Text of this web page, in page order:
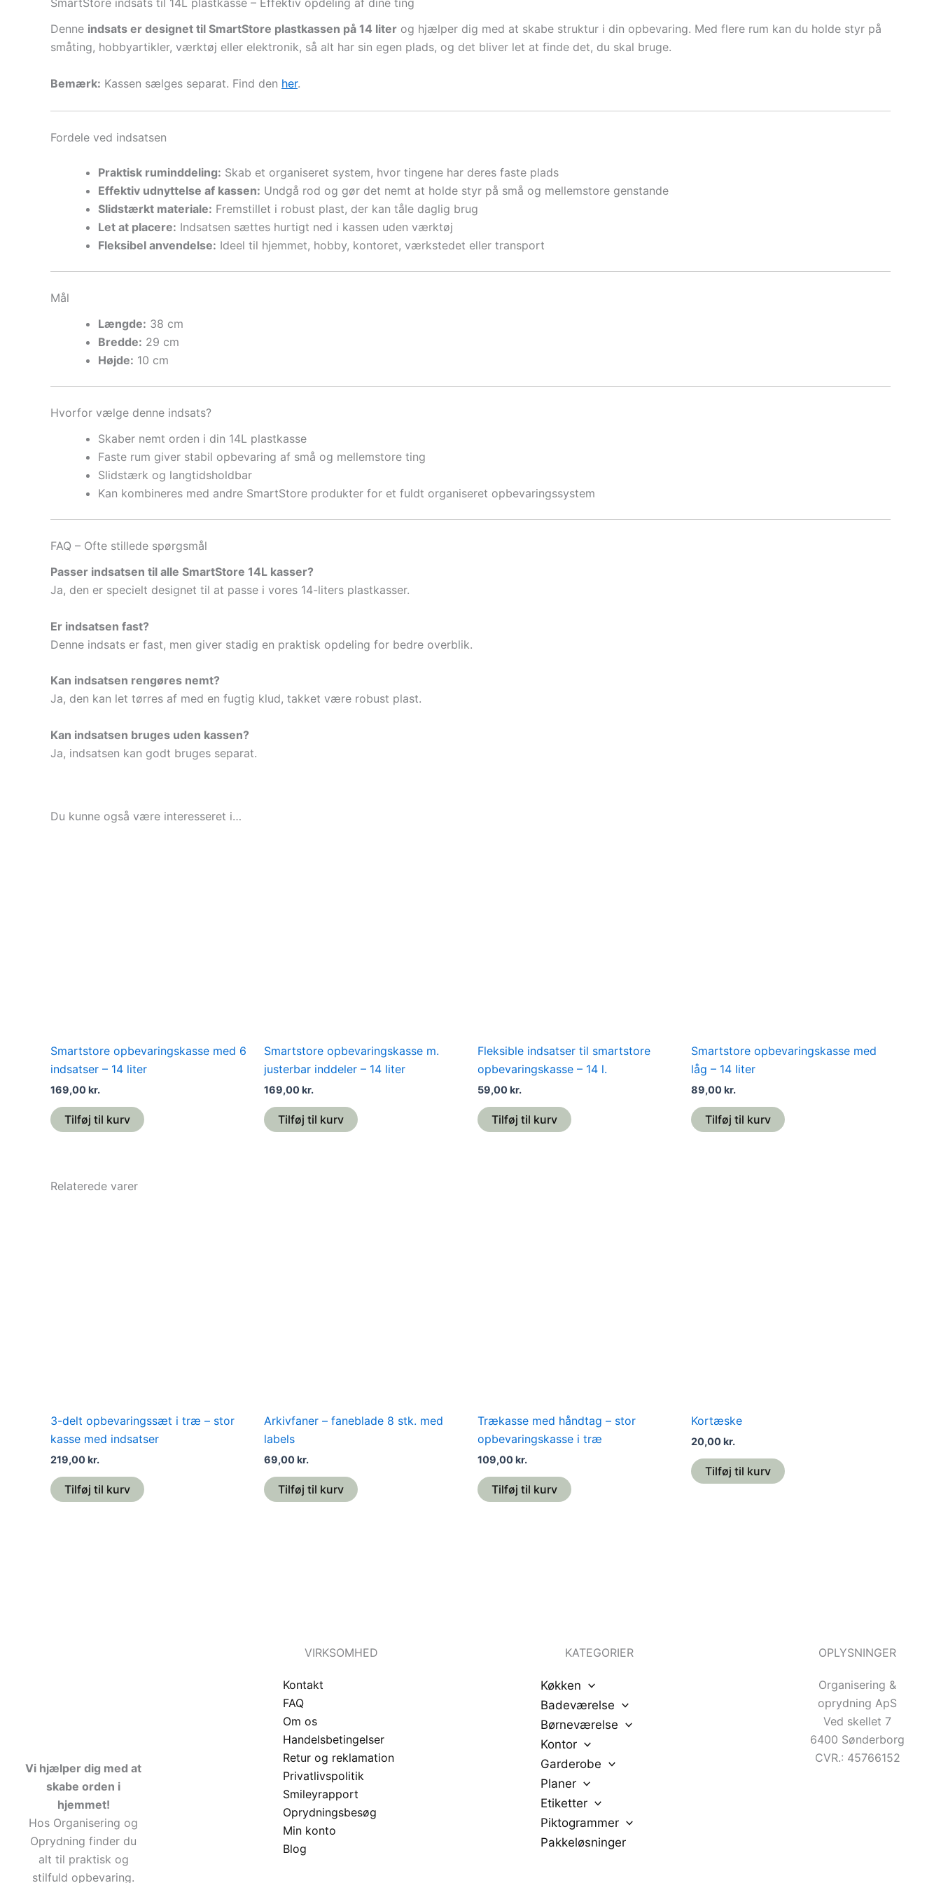
SmartStore indsats til 14L plastkasse – Effektiv opdeling af dine ting
Denne indsats er designet til SmartStore plastkassen på 14 liter og hjælper dig med at skabe struktur i din opbevaring. Med flere rum kan du holde styr på
småting, hobbyartikler, værktøj eller elektronik, så alt har sin egen plads, og det bliver let at finde det, du skal bruge.
Bemærk: Kassen sælges separat. Find den her.
Fordele ved indsatsen
Praktisk ruminddeling: Skab et organiseret system, hvor tingene har deres faste plads
Effektiv udnyttelse af kassen: Undgå rod og gør det nemt at holde styr på små og mellemstore genstande
Slidstærkt materiale: Fremstillet i robust plast, der kan tåle daglig brug
Let at placere: Indsatsen sættes hurtigt ned i kassen uden værktøj
Fleksibel anvendelse: Ideel til hjemmet, hobby, kontoret, værkstedet eller transport
Mål
Længde: 38 cm
Bredde: 29 cm
Højde: 10 cm
Hvorfor vælge denne indsats?
Skaber nemt orden i din 14L plastkasse
Faste rum giver stabil opbevaring af små og mellemstore ting
Slidstærk og langtidsholdbar
Kan kombineres med andre SmartStore produkter for et fuldt organiseret opbevaringssystem
FAQ – Ofte stillede spørgsmål
Passer indsatsen til alle SmartStore 14L kasser?
Ja, den er specielt designet til at passe i vores 14-liters plastkasser.
Er indsatsen fast?
Denne indsats er fast, men giver stadig en praktisk opdeling for bedre overblik.
Kan indsatsen rengøres nemt?
Ja, den kan let tørres af med en fugtig klud, takket være robust plast.
Kan indsatsen bruges uden kassen?
Ja, indsatsen kan godt bruges separat.
Du kunne også være interesseret i…
Smartstore opbevaringskasse med 6
indsatser – 14 liter
169,00kr.
Tilføj til kurv
Smartstore opbevaringskasse m.
justerbar inddeler – 14 liter
169,00kr.
Tilføj til kurv
Fleksible indsatser til smartstore
opbevaringskasse – 14 l.
59,00kr.
Tilføj til kurv
Smartstore opbevaringskasse med
låg – 14 liter
89,00kr.
Tilføj til kurv
Relaterede varer
3-delt opbevaringssæt i træ – stor
kasse med indsatser
219,00kr.
Tilføj til kurv
Arkivfaner – faneblade 8 stk. med
labels
69,00kr.
Tilføj til kurv
Trækasse med håndtag – stor
opbevaringskasse i træ
109,00kr.
Tilføj til kurv
Kortæske
20,00kr.
Tilføj til kurv
Vi hjælper dig med at
skabe orden i
hjemmet!
Hos Organisering og
Oprydning finder du
alt til praktisk og
stilfuld opbevaring.
VIRKSOMHED
Kontakt
FAQ
Om os
Handelsbetingelser
Retur og reklamation
Privatlivspolitik
Smileyrapport
Oprydningsbesøg
Min konto
Blog
KATEGORIER
Køkken
Badeværelse
Børneværelse
Kontor
Garderobe
Planer
Etiketter
Piktogrammer
Pakkeløsninger
OPLYSNINGER
Organisering &
oprydning ApS
Ved skellet 7
6400 Sønderborg
CVR.: 45766152